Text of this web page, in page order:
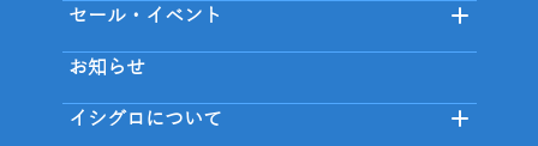
セール・イベント
お知らせ
イシグロについて